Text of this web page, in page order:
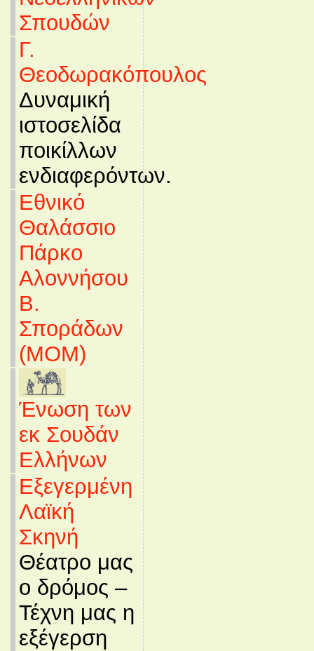
Σπουδών
Γ.
Θεοδωρακόπουλος
Δυναμική
ιστοσελίδα
ποικίλλων
ενδιαφερόντων.
Εθνικό
Θαλάσσιο
Πάρκο
Αλοννήσου
Β.
Σποράδων
(MOM)
Ένωση των
εκ Σουδάν
Ελλήνων
Εξεγερμένη
Λαϊκή
Σκηνή
Θέατρο μας
ο δρόμος –
Τέχνη μας η
εξέγερση